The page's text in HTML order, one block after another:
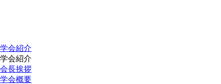
学会紹介
学会紹介
会長挨拶
学会概要